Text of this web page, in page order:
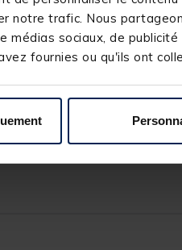
notre trafic. Nous
médias sociaux, de
fournies ou qu'ils ont